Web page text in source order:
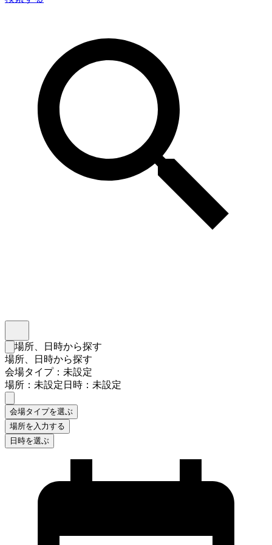
検索フォームを閉じる
場所、日時から探す
場所、日時から探す
会場タイプ：未設定
場所：未設定日時：未設定
会場タイプを選ぶ
場所を入力する
日時を選ぶ